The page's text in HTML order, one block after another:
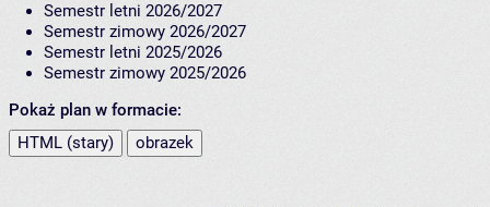
Semestr letni 2026/2027
Semestr zimowy 2026/2027
Semestr letni 2025/2026
Semestr zimowy 2025/2026
Pokaż plan w formacie:
HTML (stary)
obrazek